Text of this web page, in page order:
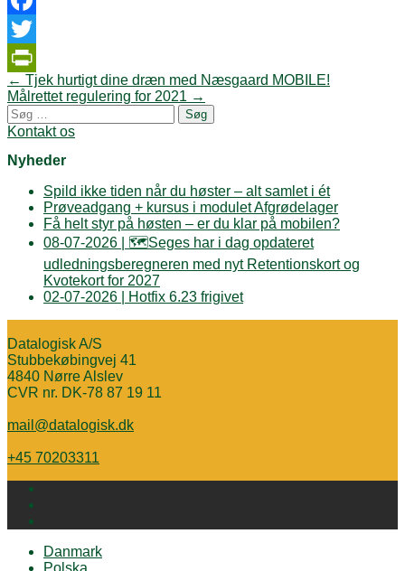
Facebook
Twitter
PrintFriendly
Post
navigation
← Tjek hurtigt dine dræn med Næsgaard MOBILE!
Målrettet regulering for 2021 →
Søg
efter:
Kontakt os
Nyheder
Spild ikke tiden når du høster – alt samlet i ét
Prøveadgang + kursus i modulet Afgrødelager
Få helt styr på høsten – er du klar på mobilen?
08-07-2026 | 🗺️Seges har i dag opdateret
udledningsberegneren med nyt Retentionskort og
Kvotekort for 2027
02-07-2026 | Hotfix 6.23 frigivet
Datalogisk A/S
Stubbekøbingvej 41
4840 Nørre Alslev
CVR nr. DK-78 87 19 11
mail@datalogisk.dk
+45 70203311
Danmark
Polska